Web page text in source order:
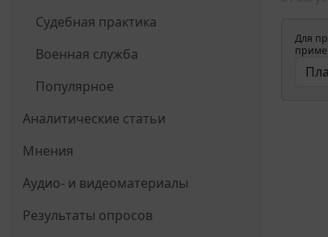
Судебная практика
Военная служба
Популярное
Аналитические статьи
Мнения
Аудио- и видеоматериалы
Результаты опросов
Для